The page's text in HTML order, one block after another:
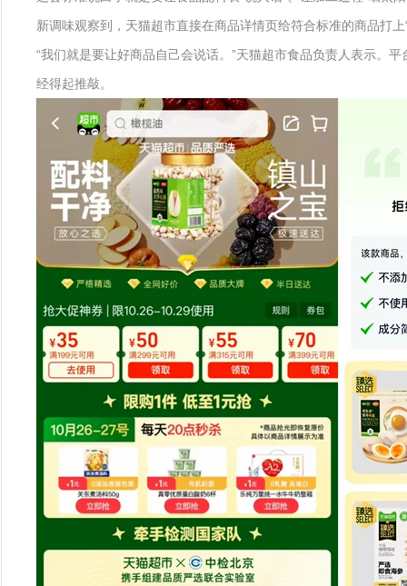
新调味观察到，天猫超市直接在商品详情页给符合标准的商品打
“我们就是要让好商品自己会说话。”天猫超市食品负责人表示。
经得起推敲。